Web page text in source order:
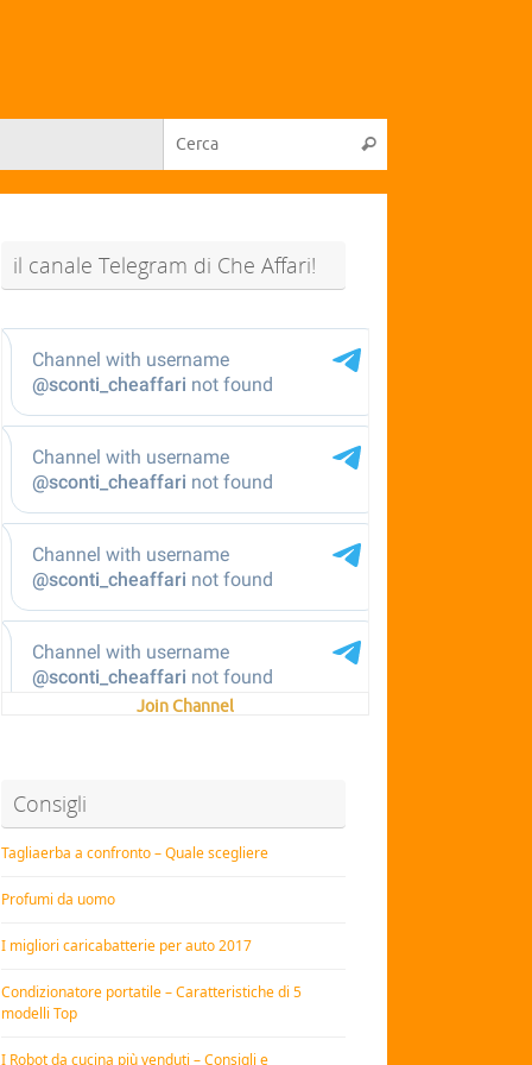
il canale Telegram di Che Affari!
Join Channel
Consigli
Tagliaerba a confronto – Quale scegliere
Profumi da uomo
I migliori caricabatterie per auto 2017
Condizionatore portatile – Caratteristiche di 5
modelli Top
I Robot da cucina più venduti – Consigli e